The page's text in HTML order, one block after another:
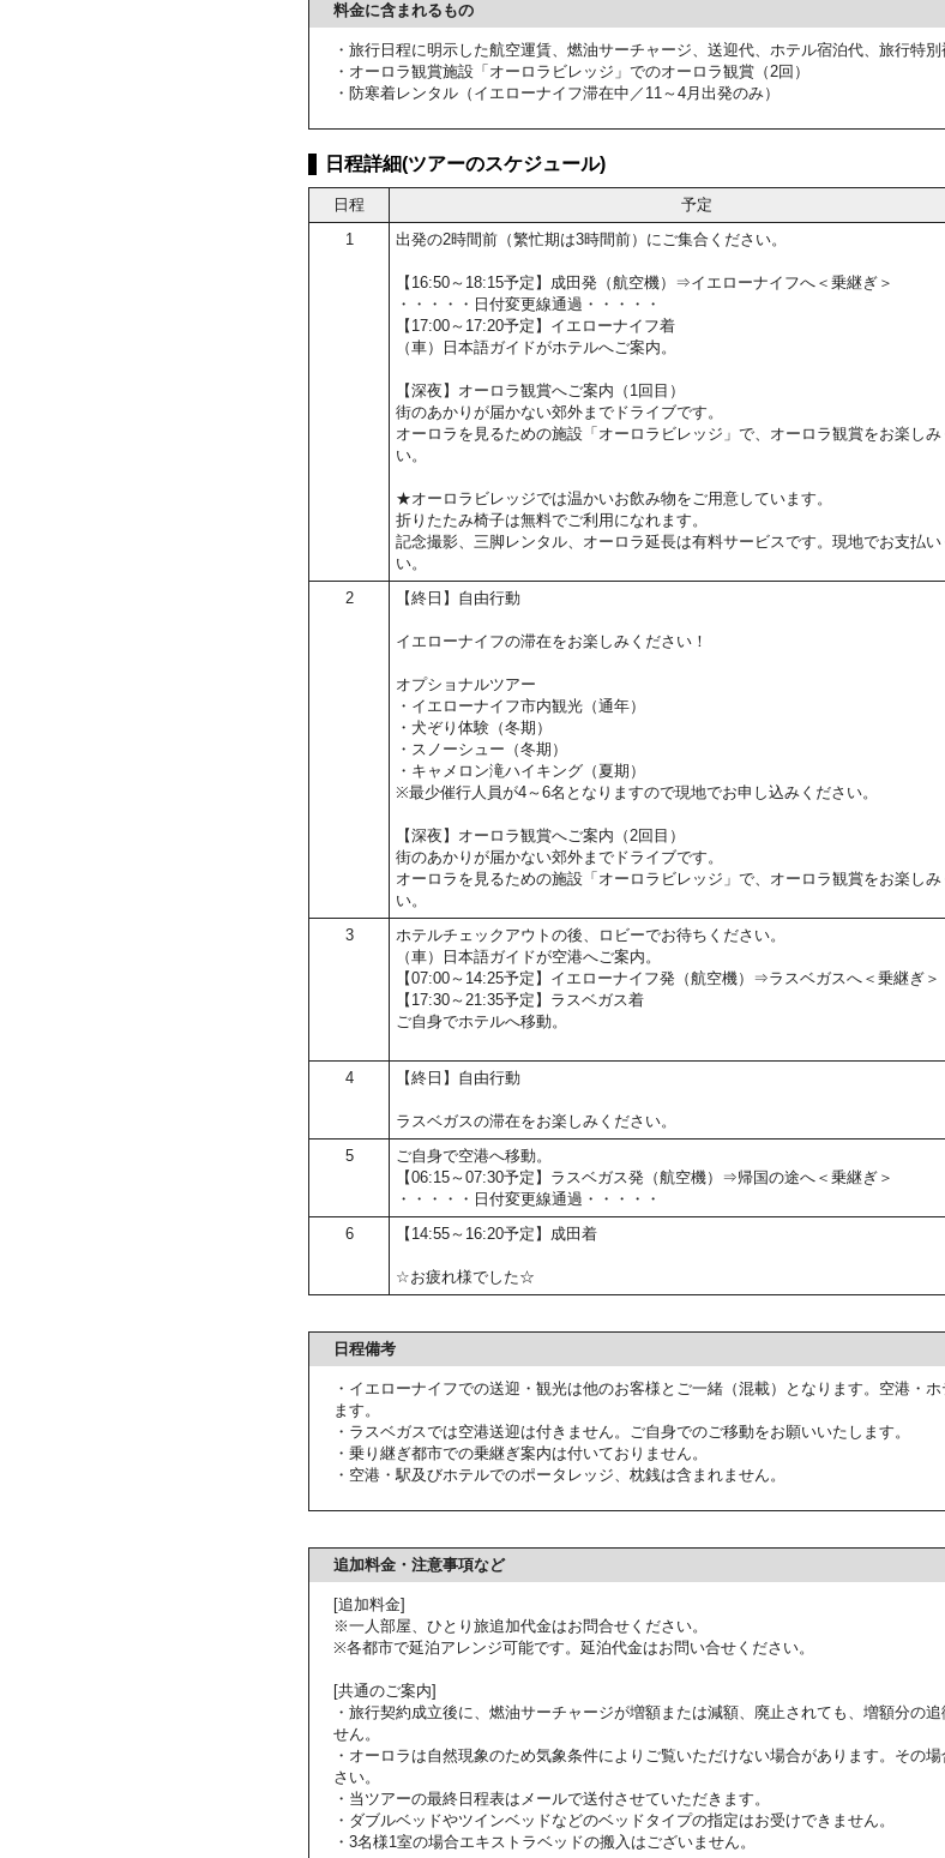
料金に含まれるもの
・旅行日程に明示した航空運賃、燃油サーチャージ、送迎代、ホテル宿泊代、旅行特
・オーロラ観賞施設「オーロラビレッジ」でのオーロラ観賞（2回）
・防寒着レンタル（イエローナイフ滞在中／11～4月出発のみ）
日程詳細(ツアーのスケジュール)
日程 予定
1
出発の2時間前（繁忙期は3時間前）にご集合ください。
【16:50～18:15予定】成田発（航空機）⇒イエローナイフへ＜乗継ぎ＞
・・・・・日付変更線通過・・・・・
【17:00～17:20予定】イエローナイフ着
（車）日本語ガイドがホテルへご案内。
【深夜】オーロラ観賞へご案内（1回目）
街のあかりが届かない郊外までドライブです。
オーロラを見るための施設「オーロラビレッジ」で、オーロラ観賞をお楽しみ
い。
★オーロラビレッジでは温かいお飲み物をご用意しています。
折りたたみ椅子は無料でご利用になれます。
記念撮影、三脚レンタル、オーロラ延長は有料サービスです。現地でお支払い
い。
2 【終日】自由行動
イエローナイフの滞在をお楽しみください！
オプショナルツアー
・イエローナイフ市内観光（通年）
・犬ぞり体験（冬期）
・スノーシュー（冬期）
・キャメロン滝ハイキング（夏期）
※最少催行人員が4～6名となりますので現地でお申し込みください。
【深夜】オーロラ観賞へご案内（2回目）
街のあかりが届かない郊外までドライブです。
オーロラを見るための施設「オーロラビレッジ」で、オーロラ観賞をお楽しみ
い。
3
ホテルチェックアウトの後、ロビーでお待ちください。
（車）日本語ガイドが空港へご案内。
【07:00～14:25予定】イエローナイフ発（航空機）⇒ラスベガスへ＜乗継ぎ＞
【17:30～21:35予定】ラスベガス着
ご自身でホテルへ移動。
4 【終日】自由行動
ラスベガスの滞在をお楽しみください。
5
ご自身で空港へ移動。
【06:15～07:30予定】ラスベガス発（航空機）⇒帰国の途へ＜乗継ぎ＞
・・・・・日付変更線通過・・・・・
6 【14:55～16:20予定】成田着
☆お疲れ様でした☆
日程備考
・イエローナイフでの送迎・観光は他のお客様とご一緒（混載）となります。空港・
ます。
・ラスベガスでは空港送迎は付きません。ご自身でのご移動をお願いいたします。
・乗り継ぎ都市での乗継ぎ案内は付いておりません。
・空港・駅及びホテルでのポータレッジ、枕銭は含まれません。
追加料金・注意事項など
[追加料金]
※一人部屋、ひとり旅追加代金はお問合せください。
※各都市で延泊アレンジ可能です。延泊代金はお問い合せください。
[共通のご案内]
・旅行契約成立後に、燃油サーチャージが増額または減額、廃止されても、増額分の
せん。
・オーロラは自然現象のため気象条件によりご覧いただけない場合があります。その
さい。
・当ツアーの最終日程表はメールで送付させていただきます。
・ダブルベッドやツインベッドなどのベッドタイプの指定はお受けできません。
・3名様1室の場合エキストラベッドの搬入はございません。